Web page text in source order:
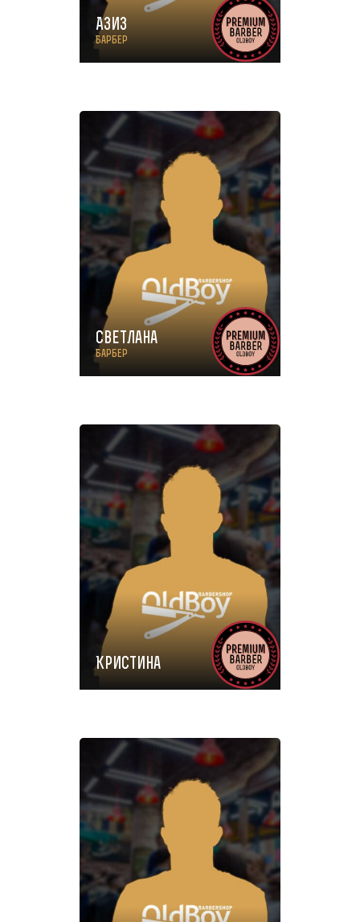
Азиз
Барбер
Светлана
Барбер
Кристина